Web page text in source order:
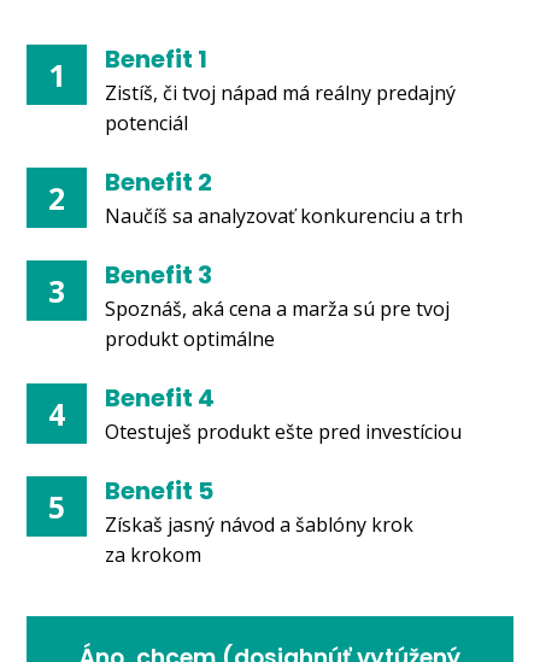
1 Benefit 1
Zistíš, či tvoj nápad má reálny predajný
potenciál
2 Benefit 2
Naučíš sa analyzovať konkurenciu a trh
3 Benefit 3
Spoznáš, aká cena a marža sú pre tvoj
produkt optimálne
4 Benefit 4
Otestuješ produkt ešte pred investíciou
5 Benefit 5
Získaš jasný návod a šablóny krok
za krokom